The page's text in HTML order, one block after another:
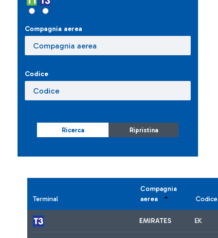
Compagnia aerea
Codice
Ricerca Ripristina
Terminal
Compagnia
aerea
Codice
EMIRATES EK